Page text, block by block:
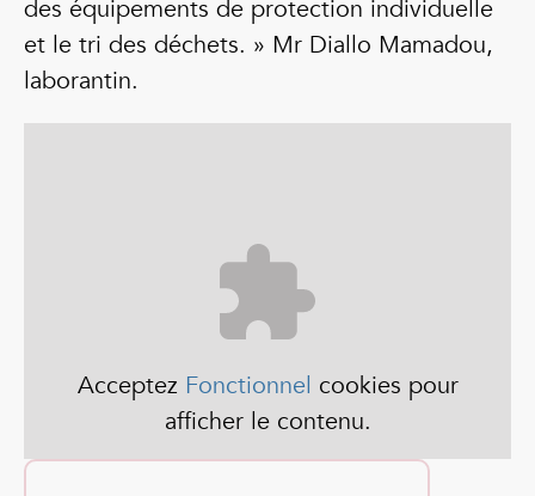
des équipements de protection individuelle
et le tri des déchets. » Mr Diallo Mamadou,
laborantin.
Acceptez Fonctionnel cookies pour
afficher le contenu.